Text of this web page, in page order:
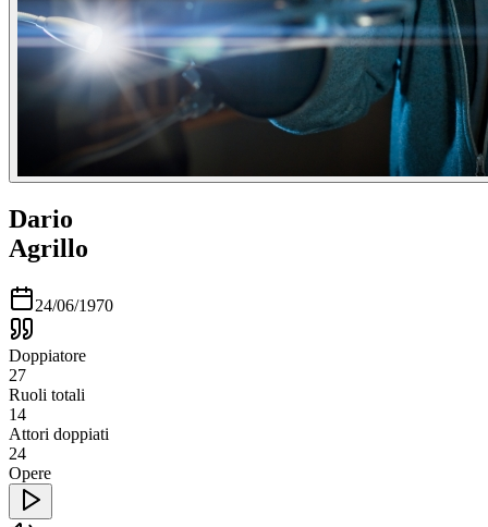
Dario
Agrillo
24/06/1970
Doppiatore
27
Ruoli totali
14
Attori doppiati
24
Opere